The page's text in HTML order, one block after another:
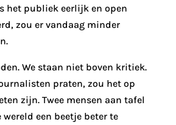
het publiek eerlijk en open
zou er vandaag minder
We staan niet boven kritiek.
praten, zou het op
zijn. Twee mensen aan tafel
een beetje beter te